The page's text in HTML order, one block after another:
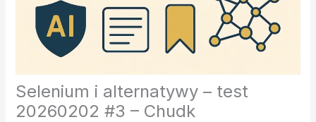
Selenium i alternatywy – test
20260202 #3 – Chudk